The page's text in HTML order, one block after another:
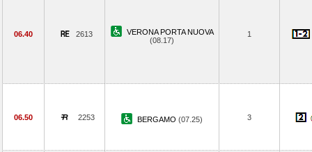
06.40 2613
VERONA PORTA NUOVA
(08.17)
1
06.50 2253 BERGAMO (07.25) 3